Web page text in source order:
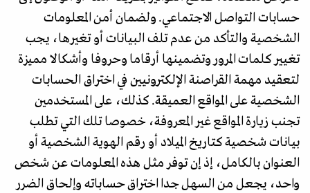
حسابات التواصل الاجتماعي. ولضمان أمن المعلومات
الشخصية والتأكد من عدم تلف البيانات أو تغيرها، يجب
تغيير كلمات المرور وتضمينها أرقاما وحروفا وأشكالا مميزة
لتعقيد مهمة القراصنة الإلكترونيين في اختراق الحسابات
الشخصية على المواقع العميقة. كذلك، على المستخدمين
تجنب زيارة المواقع غير المعروفة، خصوصا تلك التي تطلب
بيانات شخصية كتاريخ الميلاد أو رقم الهوية الشخصية أو
العنوان بالكامل، إذ إن توفر مثل هذه المعلومات عن شخص
واحد، يجعل من السهل جدا اختراق حساباته وإلحاق الضرر